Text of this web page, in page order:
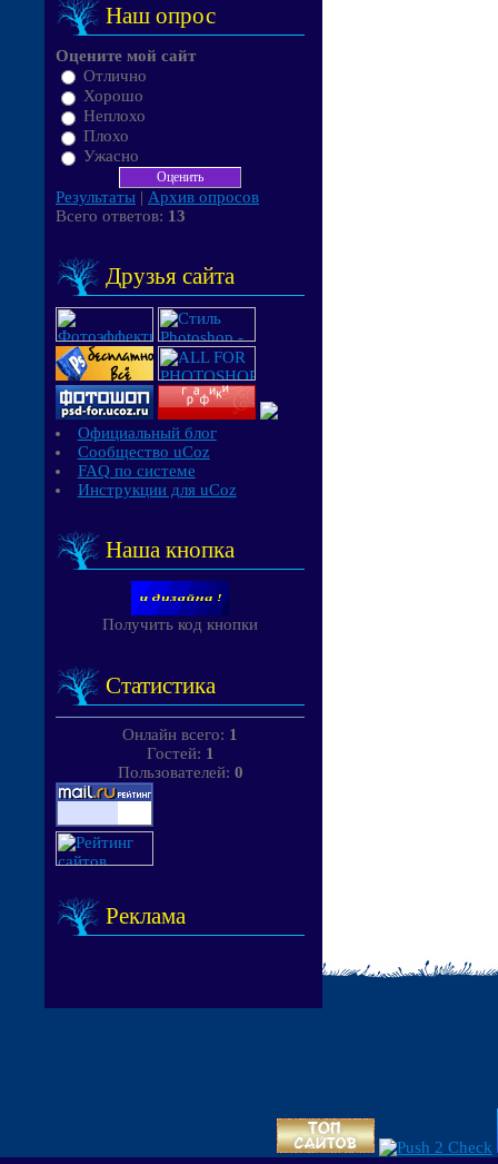
Наш опрос
Оцените мой сайт
Отлично
Хорошо
Неплохо
Плохо
Ужасно
Результаты | Архив опросов
Всего ответов: 13
Друзья сайта
Официальный блог
Сообщество uCoz
FAQ по системе
Инструкции для uCoz
Наша кнопка
Получить код кнопки
Статистика
Онлайн всего: 1
Гостей: 1
Пользователей: 0
Реклама